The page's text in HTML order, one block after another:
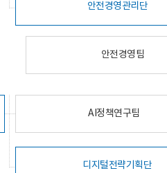
안전경영관리단
안전경영팀
AI정책연구팀
디지털전략기획단